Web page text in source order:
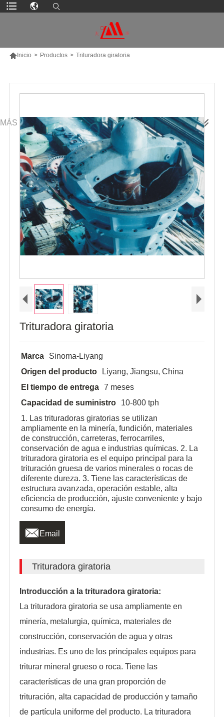
Inicio > Productos > Trituradora giratoria
MÁS PRODUCTOS
Trituradora giratoria
Marca
Sinoma-Liyang
Origen del producto
Liyang, Jiangsu, China
El tiempo de entrega 7 meses
Capacidad de suministro
10-800 tph
1. Las trituradoras giratorias se utilizan
ampliamente en la minería, fundición, materiales
de construcción, carreteras, ferrocarriles,
conservación de agua e industrias químicas. 2. La
trituradora giratoria es el equipo principal para la
trituración gruesa de varios minerales o rocas de
diferente dureza. 3. Tiene las características de
estructura avanzada, operación estable, alta
eficiencia de producción, ajuste conveniente y bajo
consumo de energía.
 Email
Trituradora giratoria
Introducción a la trituradora giratoria:
La trituradora giratoria se usa ampliamente en
minería, metalurgia, química, materiales de
construcción, conservación de agua y otras
industrias. Es uno de los principales equipos para
triturar mineral grueso o roca. Tiene las
características de una gran proporción de
trituración, alta capacidad de producción y tamaño
de partícula uniforme del producto. La trituradora